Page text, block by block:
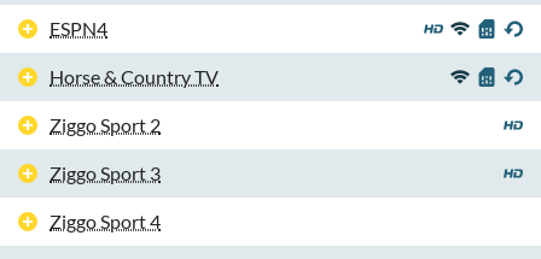
ESPN4
Horse & Country TV
Ziggo Sport 2
Ziggo Sport 3
Ziggo Sport 4